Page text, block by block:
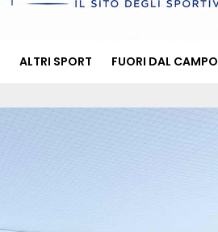
ALTRI SPORT FUORI DAL CAMPO